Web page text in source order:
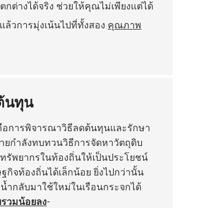
ต่างได้จริง ช่วยให้คุณไม่เพียงแต่ได้
ล้วการมุ่งเน้นไปที่ทั้งสอง คุณภาพ
นทุน
อการพิจารณาวิธีลดต้นทุนและรักษา
ยกำลังทบทวนวิธีการจัดหาวัตถุดิบ
พยากรในท้องถิ่นให้เป็นประโยชน์
จท้องถิ่นได้เล็กน้อย ยิ่งไปกว่านั้น
กลับมาใช้ใหม่ในเรือนกระจกได้
วมน้อยลง-